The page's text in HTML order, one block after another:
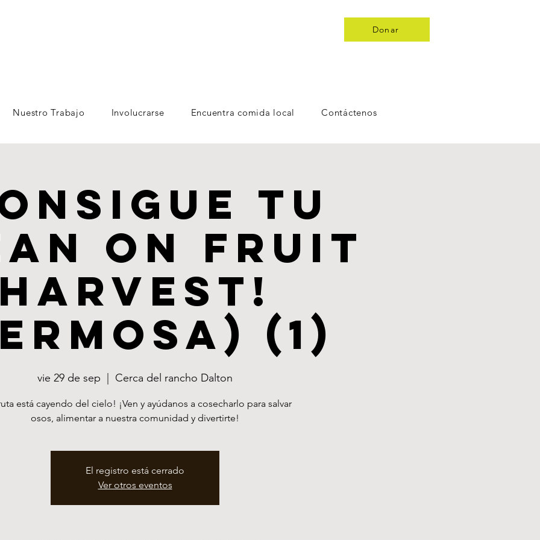
Donar
Nuestro Trabajo Involucrarse Encuentra comida local Contáctenos
tu
On Fruit
Harvest!
(1)
vie 29 de sep Cerca del rancho Dalton
está cayendo del cielo! ¡Ven y ayúdanos a cosecharlo para salvar
osos, alimentar a nuestra comunidad y divertirte!
El registro está cerrado
Ver otros eventos